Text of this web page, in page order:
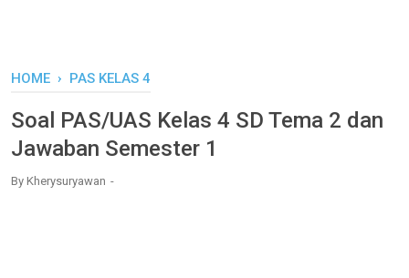
HOME › PAS KELAS 4
Soal PAS/UAS Kelas 4 SD Tema 2 dan
Jawaban Semester 1
By Kherysuryawan